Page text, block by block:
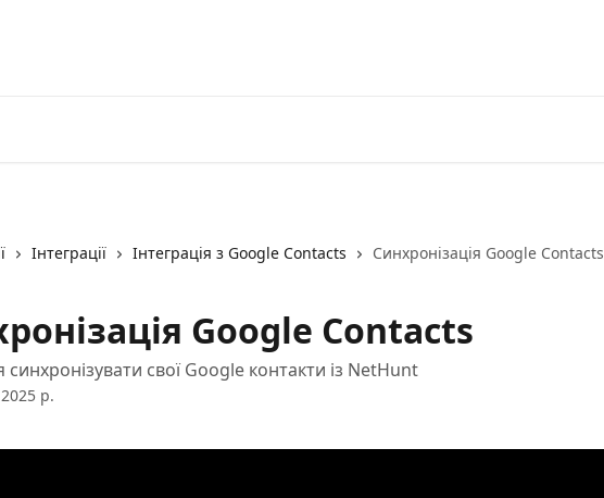
Інтеграції Інтеграція з Google Contacts Синхронізація Google Contacts
Google Contacts
синхронізувати свої Google контакти із NetHunt
р.